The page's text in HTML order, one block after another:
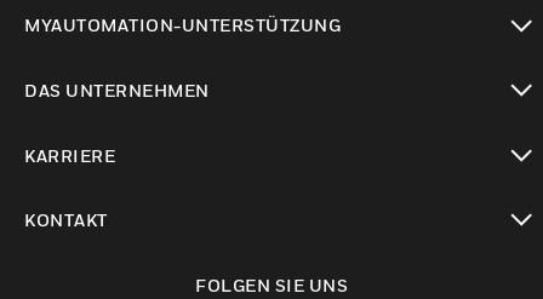
MYAUTOMATION-UNTERSTÜTZUNG
DAS UNTERNEHMEN
KARRIERE
KONTAKT
FOLGEN SIE UNS